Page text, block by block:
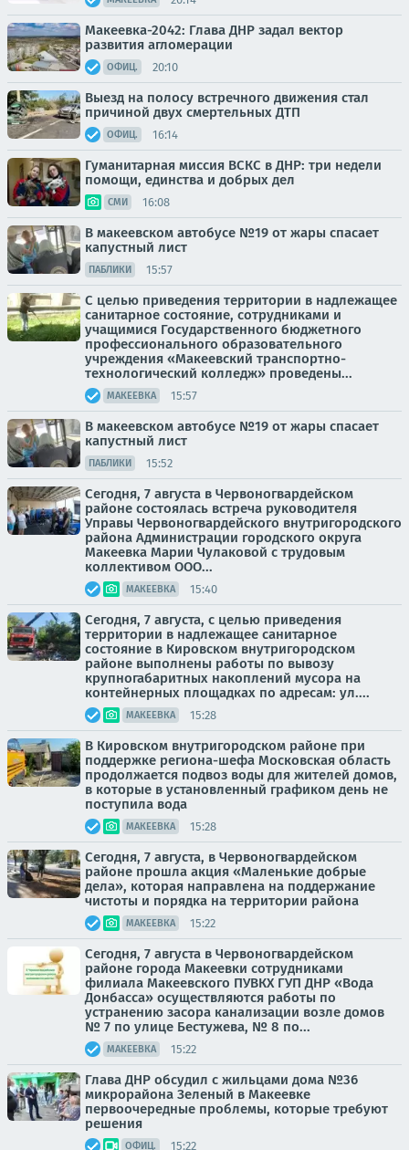
Макеевка-2042: Глава ДНР задал вектор
развития агломерации
ОФИЦ. 20:10
Выезд на полосу встречного движения стал
причиной двух смертельных ДТП
ОФИЦ. 16:14
Гуманитарная миссия ВСКС в ДНР: три недели
помощи, единства и добрых дел
СМИ 16:08
В макеевском автобусе №19 от жары спасает
капустный лист
ПАБЛИКИ 15:57
С целью приведения территории в надлежащее
санитарное состояние, сотрудниками и
учащимися Государственного бюджетного
профессионального образовательного
учреждения «Макеевский транспортно-
технологический колледж» проведены...
МАКЕЕВКА 15:57
В макеевском автобусе №19 от жары спасает
капустный лист
ПАБЛИКИ 15:52
Сегодня, 7 августа в Червоногвардейском
районе состоялась встреча руководителя
Управы Червоногвардейского внутригородского
района Администрации городского округа
Макеевка Марии Чулаковой с трудовым
коллективом ООО...
МАКЕЕВКА 15:40
Сегодня, 7 августа, с целью приведения
территории в надлежащее санитарное
состояние в Кировском внутригородском
районе выполнены работы по вывозу
крупногабаритных накоплений мусора на
контейнерных площадках по адресам: ул....
МАКЕЕВКА 15:28
В Кировском внутригородском районе при
поддержке региона-шефа Московская область
продолжается подвоз воды для жителей домов,
в которые в установленный графиком день не
поступила вода
МАКЕЕВКА 15:28
Сегодня, 7 августа, в Червоногвардейском
районе прошла акция «Маленькие добрые
дела», которая направлена на поддержание
чистоты и порядка на территории района
МАКЕЕВКА 15:22
Сегодня, 7 августа в Червоногвардейском
районе города Макеевки сотрудниками
филиала Макеевского ПУВКХ ГУП ДНР «Вода
Донбасса» осуществляются работы по
устранению засора канализации возле домов
№ 7 по улице Бестужева, № 8 по...
МАКЕЕВКА 15:22
Глава ДНР обсудил с жильцами дома №36
микрорайона Зеленый в Макеевке
первоочередные проблемы, которые требуют
решения
ОФИЦ. 15:22